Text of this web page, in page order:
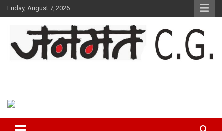
Skip
to
Friday, August 7, 2026